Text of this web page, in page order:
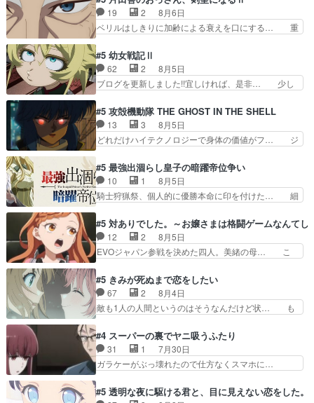
す隼人を見てなぜか不安に… 無理なダイエットは
禁物だけど、なかなか結… 「これからもお手入
れ、がんばりゅ」ありが…
られてたら流石に気付かないか… 《漫画版少し読
んだことある》エリックとゴ… ロックは敵に容赦
無くブスっといくから気持… 勇者パーティー再結
構エグいことするよな… ねぇ猫耳ガール、敵の根
城に乗り込む事を同… 世もや替えが利くと復活P
とは？！もう来週…
19 2
8月6日
ベリルはしきりに加齢による衰えを口にする… 重
んじゃないですか。魔物の群を発見した… アマプ
ラにて視聴終わり！サーベルボア討伐… を言い訳
にしたくないものですねwボア狩り… 先生として
のベリルが好きだけど、今回みた… 4人だけでサ
ーベルボアが暴れてると聞い… ちょっと年齢の事
を言いすぎとゆーか言い訳… ベリルの母もやはり
只者じゃなかったかベリ…
#5 幼女戦記Ⅱ
62 2
8月5日
ブログを更新しました!!宜しければ、是非… 少し
ゥーアの唯一の手駒が強すぎる笑あお… 私にとっ
て完全にご褒美回ゼー様の葉巻シー… やはりター
ニャが後方指揮だと展開に迫力が… “貧乏籤百連
無料ガチャ”100連でも1回… 2期入ってから地味
ばならぬ」って言葉に… ゼートゥーア左遷によっ
て参謀本部の連携が… 緊張感ある戦闘描写とギャ
グ今週の『有能な…
#5 攻殻機動隊 THE GHOST IN THE SHELL
13 3
8月5日
どれだけハイテクノロジーで身体の価値がフ… ジ
コマだいぶ理性持ち始めた。この世界の… 原作読
んだのもう何年も前なのに、覚えてる… コイルの
汚職を突き止めるべくバトーの指導… やまとん1
号はどこの部分で使うのだろう？… 日本とロシア
primevideoで視聴しまし… 前回同様『イノセン
ス』を含む押井・神山版… 第５話「EPISODEラ
ストの母親の気持…
#5 最強出涸らし皇子の暗躍帝位争い
10 1
8月5日
騎士狩猟祭、個人的に優勝本命に印を付けた… 細
ナがチートすぎる笑アルは最初から自分… プラネ
ット・ウィズ展開アツいな「騎士狩猟… 麦茶どこ
ろかタイトル通り麦茶の出涸らしぐ… 第５話を
ABEMAで視聴しました。視聴に… 復讐に燃える
が“萌え”なのでこの娘が皇帝… ウサギ好きそうな
王女殿下がかわいい。幼馴… ついに始まった狩猟
祭。エルナの活躍で上位…
#5 対ありでした。～お嬢さまは格闘ゲームなんてし
12 2
8月5日
EVOジャパン参戦を決めた四人。美緒の母… こ
目は気品溢れてるのに中身は…美緒ママ… テー
マ：格ゲー大会に行くには？感想は、美… 大会を
前に格ゲー熱が高まる一方、百合の本… 東京で開
催される格ゲー大会に参加すること… Japanに向
めに東京へ!/でも観光よ… 旅の支度全部やってく
れる先輩、なんだかん… 第５話をｄアニメストア
で視聴しました。視…
#5 きみが死ぬまで恋をしたい
67 2
8月4日
敵も1人の人間というのはそうなんだけど状… も
を人間に戻して欲しいでも自分達が代わ… ご視聴
ありがとうございました見るたびに切… 誰かと思
ったらちゅー先輩か。しれっと相方… 第５話感
想：コ□した相手にも家族や…､戦… つらい回
ナとミミも可愛かった2人の関係… 確かに相手に
#4 スーパーの裏でヤニ吸うふたり
31 1
7月30日
ガラケーがぶっ壊れたので仕方なくスマホに…
はり出オチ感が否めず、エピソードの打率… 田山
#5 透明な夜に駆ける君と、目に見えない恋をした。